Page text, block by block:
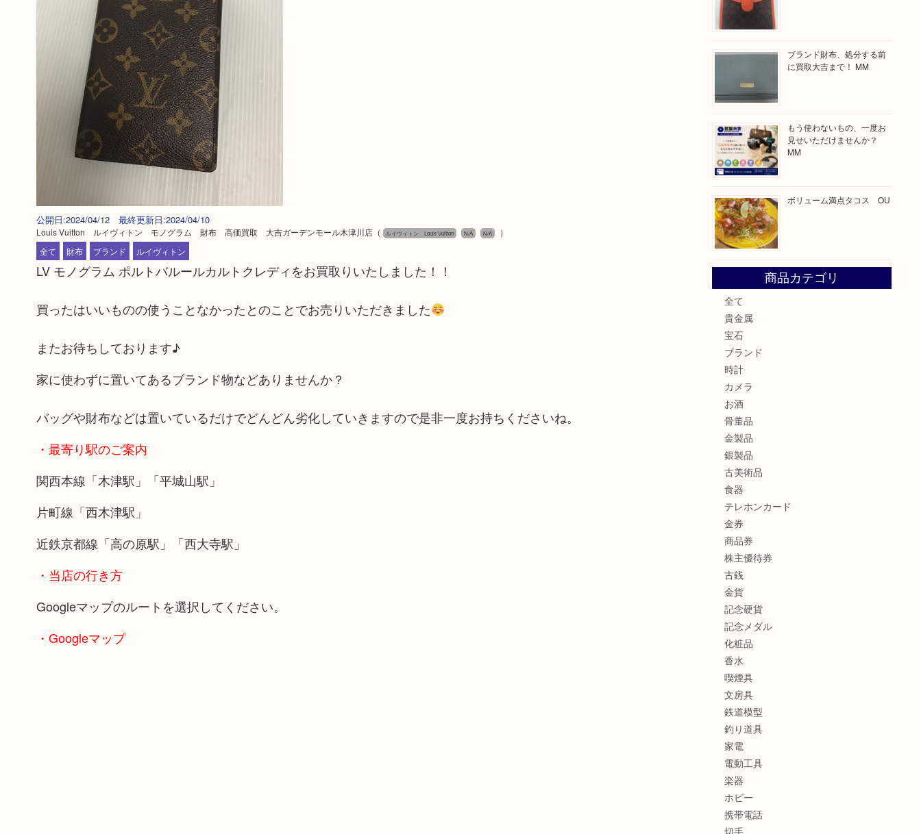
公開日:2024/04/12 最終更新日:2024/04/10
Louis Vuitton ルイヴィトン モノグラム 財布 高価買取 大吉ガーデンモール木津川店（ ルイヴィトン Louis Vuitton N/A N/A
）
全て
財布 ブランド ルイヴィトン
LV モノグラム ポルトバルールカルトクレディをお買取りいたしました！！
買ったはいいものの使うことなかったとのことでお売りいただきました
またお待ちしております♪
家に使わずに置いてあるブランド物などありませんか？
バッグや財布などは置いているだけでどんどん劣化していきますので是非一度お持ちくださいね。
・最寄り駅のご案内
関西本線「木津駅」「平城山駅」
片町線「西木津駅」
近鉄京都線「高の原駅」「西大寺駅」
・当店の行き方
Googleマップのルートを選択してください。
・Googleマップ
ブランド財布、処分する前
に買取大吉まで！ MM
もう使わないもの、一度お
見せいただけませんか？
MM
ボリューム満点タコス OU
商品カテゴリ
全て
貴金属
宝石
ブランド
時計
カメラ
お酒
骨董品
金製品
銀製品
古美術品
食器
テレホンカード
金券
商品券
株主優待券
古銭
金貨
記念硬貨
記念メダル
化粧品
香水
喫煙具
文房具
鉄道模型
釣り道具
家電
電動工具
楽器
ホビー
携帯電話
切手